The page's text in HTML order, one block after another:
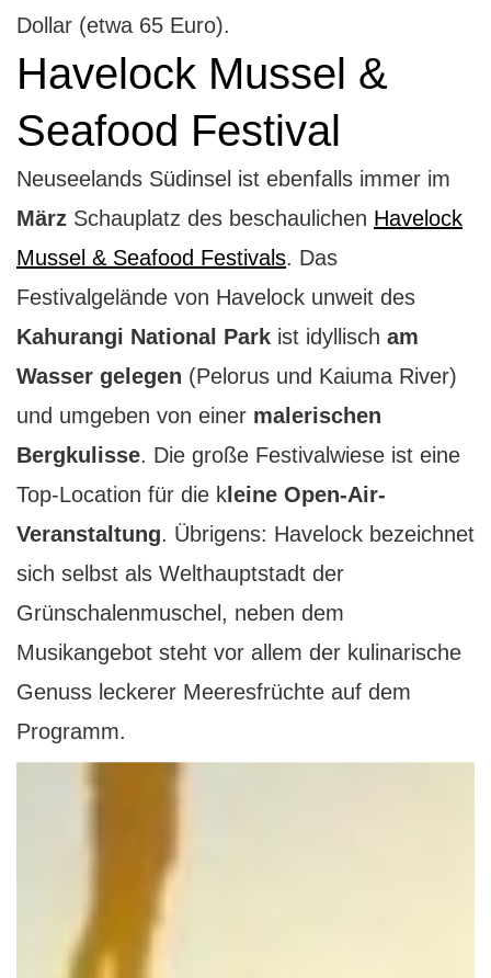
Dollar (etwa 65 Euro).
Havelock Mussel &
Seafood Festival
Neuseelands Südinsel ist ebenfalls immer im
März Schauplatz des beschaulichen Havelock
Mussel & Seafood Festivals. Das
Festivalgelände von Havelock unweit des
Kahurangi National Park ist idyllisch am
Wasser gelegen (Pelorus und Kaiuma River)
und umgeben von einer malerischen
Bergkulisse. Die große Festivalwiese ist eine
Top-Location für die k leine Open-Air-
Veranstaltung. Übrigens: Havelock bezeichnet
sich selbst als Welthauptstadt der
Grünschalenmuschel, neben dem
Musikangebot steht vor allem der kulinarische
Genuss leckerer Meeresfrüchte auf dem
Programm.